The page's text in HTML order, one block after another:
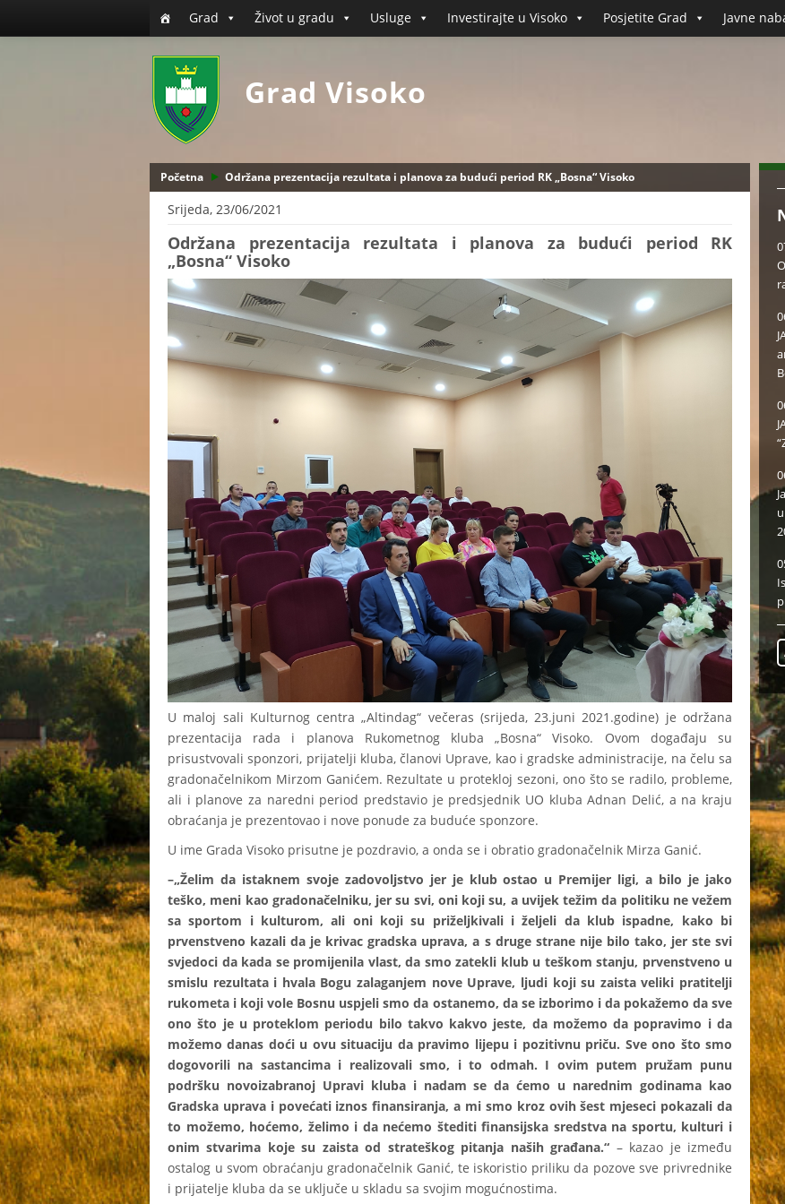
Grad Život u gradu Usluge Investirajte u Visoko Posjetite Grad Javne
Grad Visoko
Početna Održana prezentacija rezultata i planova za budući period RK „Bosna“ Visoko
Srijeda, 23/06/2021
Održana prezentacija rezultata i planova za budući period RK
„Bosna“ Visoko
U maloj sali Kulturnog centra „Altindag“ večeras (srijeda, 23.juni 2021.godine) je održana
prezentacija rada i planova Rukometnog kluba „Bosna“ Visoko. Ovom događaju su
prisustvovali sponzori, prijatelji kluba, članovi Uprave, kao i gradske administracije, na čelu sa
gradonačelnikom Mirzom Ganićem. Rezultate u protekloj sezoni, ono što se radilo, probleme,
ali i planove za naredni period predstavio je predsjednik UO kluba Adnan Delić, a na kraju
obraćanja je prezentovao i nove ponude za buduće sponzore.
U ime Grada Visoko prisutne je pozdravio, a onda se i obratio gradonačelnik Mirza Ganić.
–„Želim da istaknem svoje zadovoljstvo jer je klub ostao u Premijer ligi, a bilo je jako
teško, meni kao gradonačelniku, jer su svi, oni koji su, a uvijek težim da politiku ne vežem
sa sportom i kulturom, ali oni koji su priželjkivali i željeli da klub ispadne, kako bi
prvenstveno kazali da je krivac gradska uprava, a s druge strane nije bilo tako, jer ste svi
svjedoci da kada se promijenila vlast, da smo zatekli klub u teškom stanju, prvenstveno u
smislu rezultata i hvala Bogu zalaganjem nove Uprave, ljudi koji su zaista veliki pratitelji
rukometa i koji vole Bosnu uspjeli smo da ostanemo, da se izborimo i da pokažemo da sve
ono što je u proteklom periodu bilo takvo kakvo jeste, da možemo da popravimo i da
možemo danas doći u ovu situaciju da pravimo lijepu i pozitivnu priču. Sve ono što smo
dogovorili na sastancima i realizovali smo, i to odmah. I ovim putem pružam punu
podršku novoizabranoj Upravi kluba i nadam se da ćemo u narednim godinama kao
Gradska uprava i povećati iznos finansiranja, a mi smo kroz ovih šest mjeseci pokazali da
to možemo, hoćemo, želimo i da nećemo štediti finansijska sredstva na sportu, kulturi i
onim stvarima koje su zaista od strateškog pitanja naših građana.“ – kazao je između
ostalog u svom obraćanju gradonačelnik Ganić, te iskoristio priliku da pozove sve privrednike
i prijatelje kluba da se uključe u skladu sa svojim mogućnostima.